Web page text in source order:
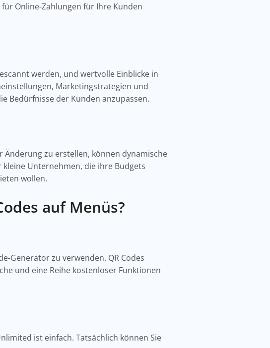
Online-Zahlungen für Ihre Kunden
werden, und wertvolle Einblicke in
Marketingstrategien und
Bedürfnisse der Kunden anzupassen.
zu erstellen, können dynamische
Unternehmen, die ihre Budgets
wollen.
auf Menüs?
Generator zu verwenden. QR Codes
und eine Reihe kostenloser Funktionen
ist einfach. Tatsächlich können Sie